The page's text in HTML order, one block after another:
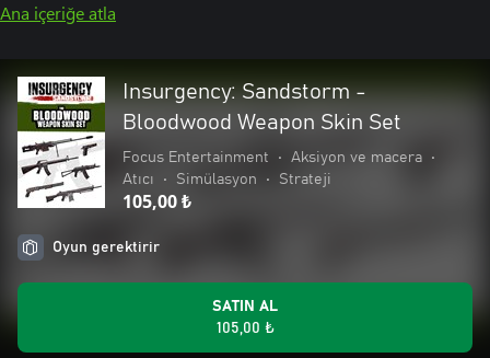
Ana içeriğe atla
Insurgency: Sandstorm -
Bloodwood Weapon Skin Set
Focus Entertainment • Aksiyon ve macera
•
Atıcı
• Simülasyon • Strateji
105,00 ₺
Oyun gerektirir
SATIN AL
105,00 ₺